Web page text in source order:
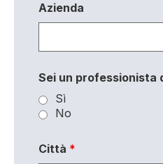
Azienda
Sei un professionista
Sì
No
Città *